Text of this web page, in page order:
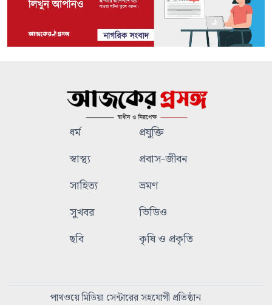
ধর্ম
প্রযুক্তি
স্বাস্থ্য
প্রবাস-জীবন
সাহিত্য
ভ্রমণ
সুখবর
ভিডিও
ছবি
কৃষি ও প্রকৃতি
পাথওয়ে মিডিয়া সেন্টারের সহযোগী প্রতিষ্ঠান